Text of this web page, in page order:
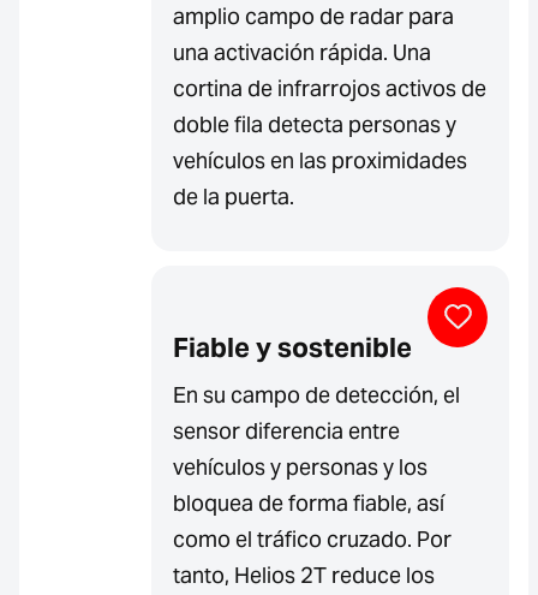
amplio campo de radar para
una activación rápida. Una
cortina de infrarrojos activos de
doble fila detecta personas y
vehículos en las proximidades
de la puerta.
Fiable y sostenible
En su campo de detección, el
sensor diferencia entre
vehículos y personas y los
bloquea de forma fiable, así
como el tráfico cruzado. Por
tanto, Helios 2T reduce los